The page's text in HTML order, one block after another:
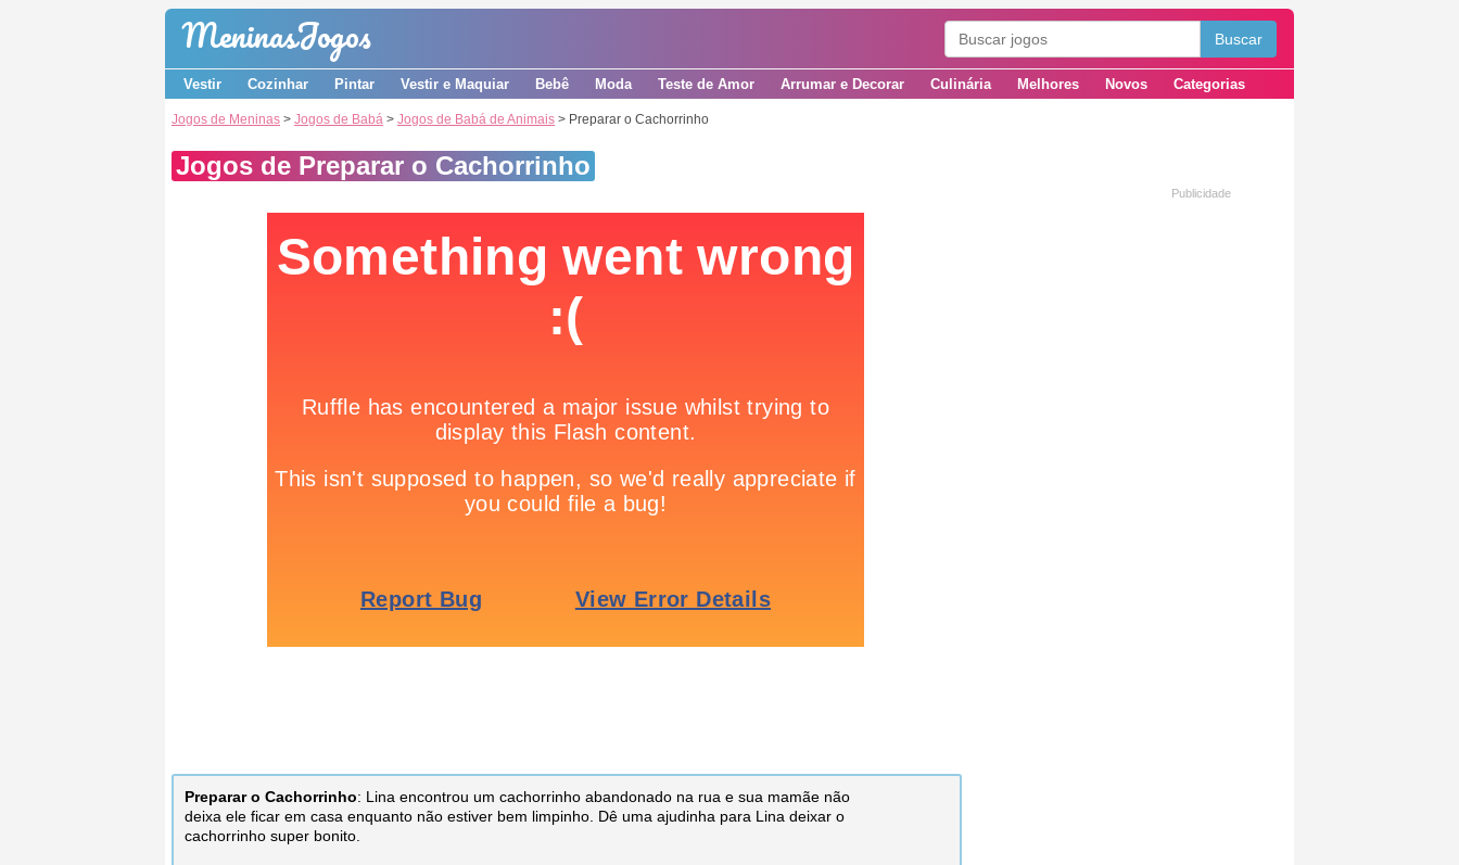
MeninasJogos
Vestir Cozinhar Pintar Vestir e Maquiar Bebê Moda Teste de Amor Arrumar e Decorar Culinária Melhores Novos Categorias
Jogos de Meninas > Jogos de Babá > Jogos de Babá de Animais > Preparar o Cachorrinho
Jogos de Preparar o Cachorrinho
Preparar o Cachorrinho: Lina encontrou um cachorrinho abandonado na rua e sua mamãe não
deixa ele ficar em casa enquanto não estiver bem limpinho. Dê uma ajudinha para Lina deixar o
cachorrinho super bonito.